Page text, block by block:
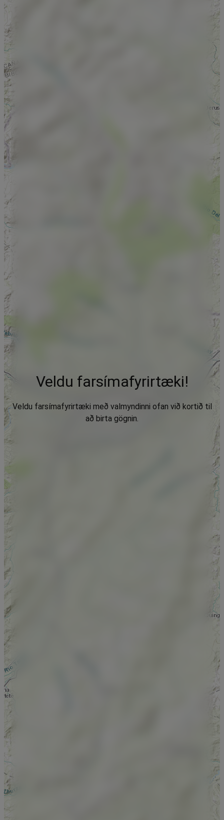
Veldu farsímafyrirtæki!
Veldu farsímafyrirtæki með valmyndinni ofan við kortið til
að birta gögnin.